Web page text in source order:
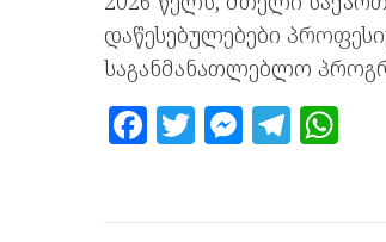
დაწესებულებები
საგანმანათლებლო
F T M T